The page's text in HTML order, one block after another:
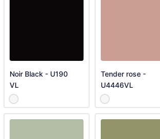
Noir Black - U190
VL
Tender rose -
U4446VL